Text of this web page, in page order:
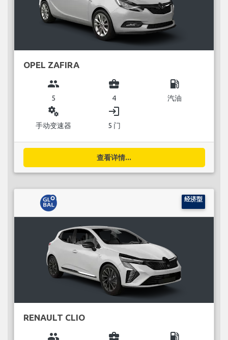
OPEL ZAFIRA
group
5
business_center
4
local_gas_station
汽油
miscellaneous_services
手动变速器
login
5 门
查看详情...
经济型
RENAULT CLIO
group business_center local_gas_station